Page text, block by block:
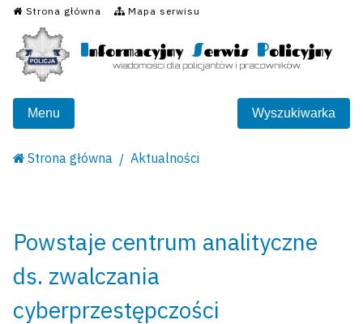
Strona główna Mapa serwisu
Menu Wyszukiwarka
Strona główna Aktualności
Powstaje centrum analityczne
ds. zwalczania
cyberprzestępczości